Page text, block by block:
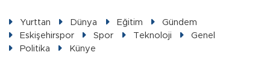
Yurttan Dünya Eğitim
Gündem
Eskişehirspor
Spor Teknoloji
Genel
Politika
Künye